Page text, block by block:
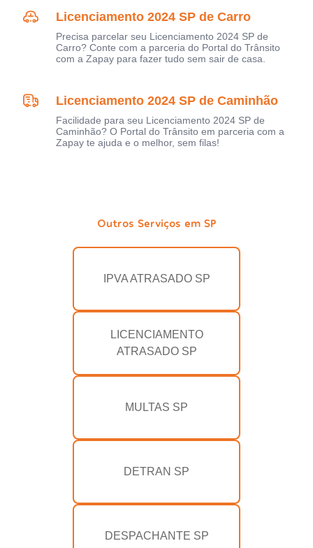
Licenciamento 2024 SP de Carro
Precisa parcelar seu Licenciamento 2024 SP de
Carro? Conte com a parceria do Portal do Trânsito
com a Zapay para fazer tudo sem sair de casa.
Licenciamento 2024 SP de Caminhão
Facilidade para seu Licenciamento 2024 SP de
Caminhão? O Portal do Trânsito em parceria com a
Zapay te ajuda e o melhor, sem filas!
Outros Serviços em SP
IPVA ATRASADO SP
LICENCIAMENTO
ATRASADO SP
MULTAS SP
DETRAN SP
DESPACHANTE SP